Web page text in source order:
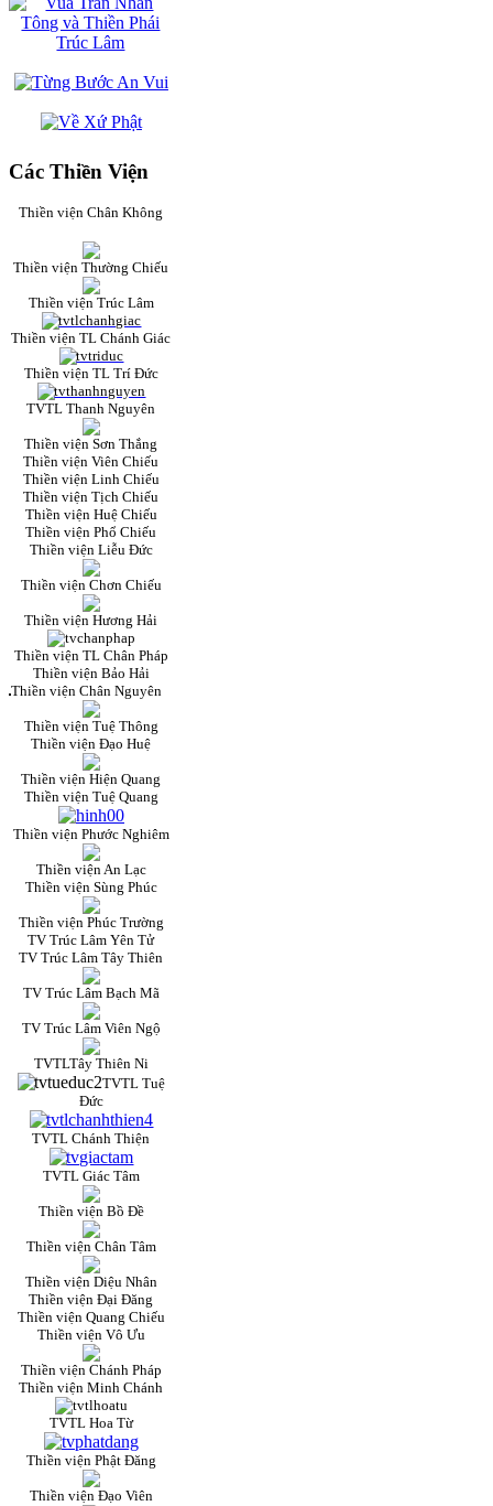
Các Thiền Viện
Thiền viện Chân Không
Thiền viện Thường Chiếu
Thiền viện Trúc Lâm
Thiền viện TL Chánh Giác
Thiền viện TL Trí Đức
TVTL Thanh Nguyên
Thiền viện Sơn Thắng
Thiền viện Viên Chiếu
Thiền viện Linh Chiếu
Thiền viện Tịch Chiếu
Thiền viện Huệ Chiếu
Thiền viện Phổ Chiếu
Thiền viện Liễu Đức
Thiền viện Chơn Chiếu
Thiền viện Hương Hải
Thiền viện TL Chân Pháp
Thiền viện Bảo Hải
Thiền viện Chân Nguyên
Thiền viện Tuệ Thông
Thiền viện Đạo Huệ
Thiền viện Hiện Quang
Thiền viện Tuệ Quang
Thiền viện Phước Nghiêm
Thiền viện An Lạc
Thiền viện Sùng Phúc
Thiền viện Phúc Trường
TV Trúc Lâm Yên Tử
TV Trúc Lâm Tây Thiên
TV Trúc Lâm Bạch Mã
TV Trúc Lâm Viên Ngộ
TVTLTây Thiên Ni
TVTL Tuệ
Đức
TVTL Chánh Thiện
TVTL Giác Tâm
Thiền viện Bồ Đề
Thiền viện Chân Tâm
Thiền viện Diệu Nhân
Thiền viện Đại Đăng
Thiền viện Quang Chiếu
Thiền viện Vô Ưu
Thiền viện Chánh Pháp
Thiền viện Minh Chánh
TVTL Hoa Từ
Thiền viện Phật Đăng
Thiền viện Đạo Viên